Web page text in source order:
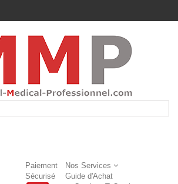
Nos Services
Paiement
Sécurisé
Guide d'Achat